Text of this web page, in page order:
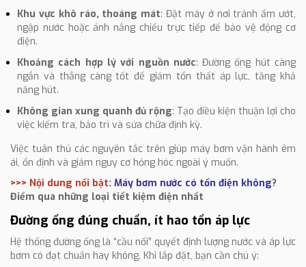
Khu vực khô ráo, thoáng mát: Đặt máy ở nơi tránh ẩm ướt,
ngập nước hoặc ánh nắng chiếu trực tiếp để bảo vệ động cơ
điện.
Khoảng cách hợp lý với nguồn nước: Đường ống hút càng
ngắn và thẳng càng tốt để giảm tổn thất áp lực, tăng khả
năng hút.
Không gian xung quanh đủ rộng: Tạo điều kiện thuận lợi cho
việc kiểm tra, bảo trì và sửa chữa định kỳ.
Việc tuân thủ các nguyên tắc trên giúp máy bơm vận hành êm
ái, ổn định và giảm nguy cơ hỏng hóc ngoài ý muốn.
>>> Nội dung nổi bật: Máy bơm nước có tốn điện không?
Điểm qua những loại tiết kiệm điện nhất
Đường ống đúng chuẩn, ít hao tổn áp lực
Hệ thống đường ống là “cầu nối” quyết định lượng nước và áp lực
bơm có đạt chuẩn hay không. Khi lắp đặt, bạn cần chú ý: